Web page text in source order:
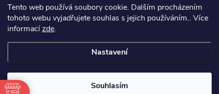
Tento web používá soubory cookie. Dalším procházením
tohoto webu vyjadřujete souhlas s jejich používáním.. Více
informacízde.
Nastavení
Souhlasím
Přijímáme online platby
Copyright 2026GASNER. Všechna práva vyhrazena.